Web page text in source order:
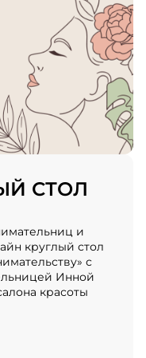
СТОЛ
и
круглый стол
с
Инной
красоты